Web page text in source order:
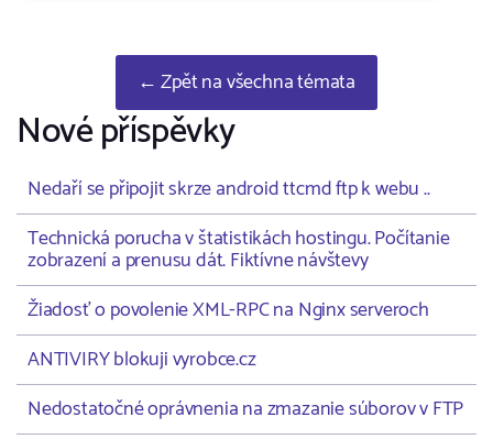
← Zpět na všechna témata
Nové příspěvky
Nedaří se připojit skrze android ttcmd ftp k webu ..
Technická porucha v štatistikách hostingu. Počítanie
zobrazení a prenusu dát. Fiktívne návštevy
Žiadosť o povolenie XML-RPC na Nginx serveroch
ANTIVIRY blokuji vyrobce.cz
Nedostatočné oprávnenia na zmazanie súborov v FTP